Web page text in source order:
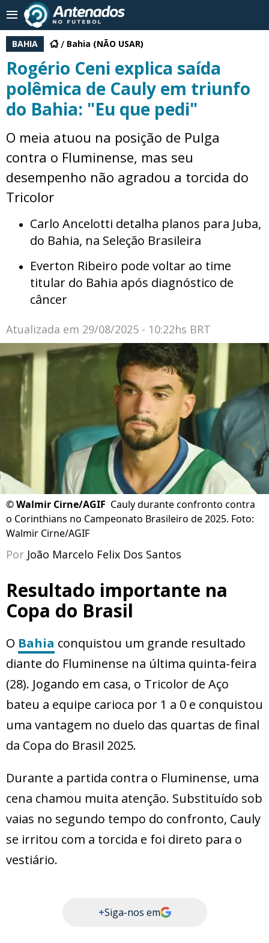
BAHIA Bahia (NÃO USAR)
Rogério Ceni explica saída
polêmica de Cauly em triunfo
do Bahia: "Eu que pedi"
O meia atuou na posição de Pulga
contra o Fluminense, mas seu
desempenho não agradou a torcida do
Tricolor
Carlo Ancelotti detalha planos para Juba,
do Bahia, na Seleção Brasileira
Everton Ribeiro pode voltar ao time
titular do Bahia após diagnóstico de
câncer
Atualizada em 29/08/2025 - 10:22hs BRT
©Walmir Cirne/AGIF Cauly durante confronto contra
o Corinthians no Campeonato Brasileiro de 2025. Foto:
Walmir Cirne/AGIF
Por João Marcelo Felix Dos Santos
Resultado importante na
Copa do Brasil
O Bahia conquistou um grande resultado
diante do Fluminense na última quinta-feira
(28). Jogando em casa, o Tricolor de Aço
bateu a equipe carioca por 1 a 0 e conquistou
uma vantagem no duelo das quartas de final
da Copa do Brasil 2025.
Durante a partida contra o Fluminense, uma
cena chamou muita atenção. Substituído sob
vaias no segundo tempo do confronto, Cauly
se irritou com a torcida e foi direto para o
vestiário.
+Siga-nos em